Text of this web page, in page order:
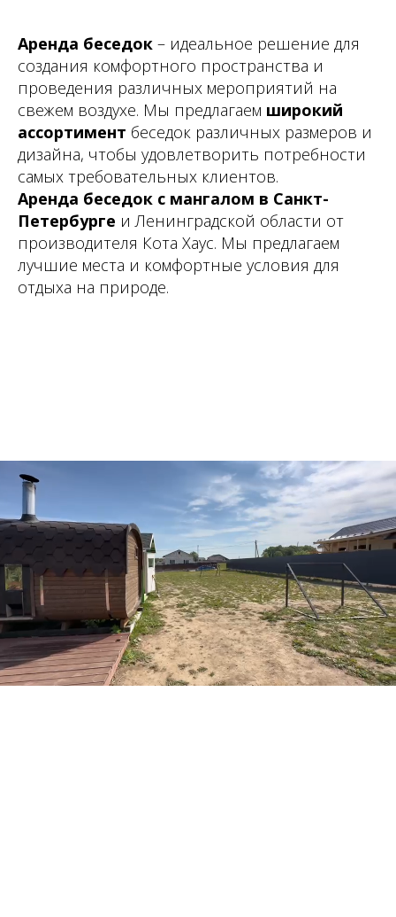
Аренда беседок – идеальное решение для
создания комфортного пространства и
проведения различных мероприятий на
свежем воздухе. Мы предлагаем широкий
ассортимент беседок различных размеров и
дизайна, чтобы удовлетворить потребности
самых требовательных клиентов.
Аренда беседок с мангалом в Санкт-
Петербурге и Ленинградской области от
производителя Кота Хаус. Мы предлагаем
лучшие места и комфортные условия для
отдыха на природе.